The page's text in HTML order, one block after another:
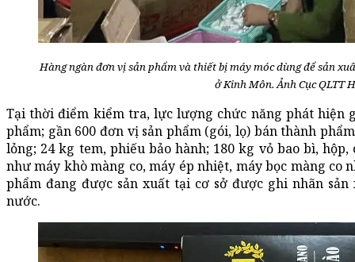
Hàng ngàn đơn vị sản phẩm và thiết bị máy móc dùng để sản
ở Kinh Môn. Ảnh Cục QLTT
Tại thời điểm kiểm tra, lực lượng chức năng phát hiện
phẩm; gần 600 đơn vị sản phẩm (gói, lọ) bán thành
lỏng; 24 kg tem, phiếu bảo hành; 180 kg vỏ bao bì,
như máy khò màng co, máy ép nhiệt, máy bọc màng co
phẩm đang được sản xuất tại cơ sở được ghi nhãn
nước.